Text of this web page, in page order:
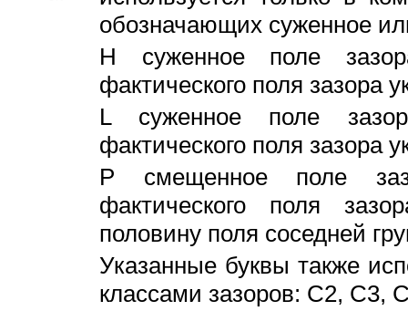
обозначающих суженное
H суженное поле
фактического поля зазора
L суженное поле
фактического поля зазора
P смещенное поле
фактического поля
половину поля соседней
Указанные буквы также
классами зазоров: С2,